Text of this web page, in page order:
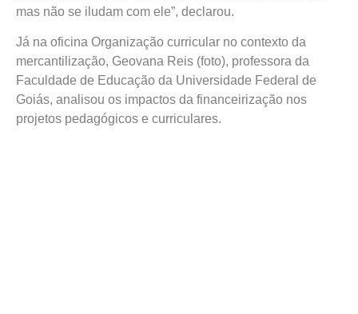
mas não se iludam com ele”, declarou.
Já na oficina Organização curricular no contexto da
mercantilização, Geovana Reis (foto), professora da
Faculdade de Educação da Universidade Federal de
Goiás, analisou os impactos da financeirização nos
projetos pedagógicos e curriculares.